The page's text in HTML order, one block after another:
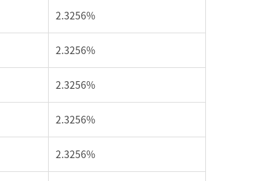
2.3256%
2.3256%
2.3256%
2.3256%
2.3256%